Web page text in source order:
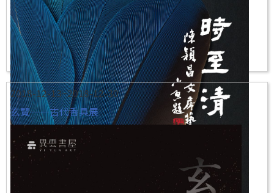
2018-12-13~2018-12-30
玄覽──古代香具展